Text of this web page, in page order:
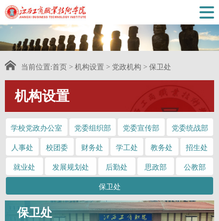
当前位置:首页 > 机构设置 > 党政机构 > 保卫处
机构设置
学校党政办公室 党委组织部 党委宣传部 党委统战部
人事处 校团委 财务处 学工处 教务处 招生处
就业处 发展规划处 后勤处 思政部 公教部
保卫处
保卫处